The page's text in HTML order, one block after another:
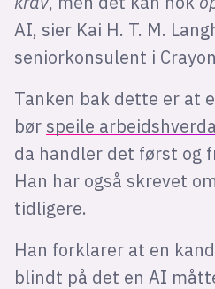
AI, sier Kai H. T. M.
seniorkonsulent i
Tanken bak dette er at
bør speile
da handler det først og
Han har også skrevet
tidligere.
Han forklarer at en
blindt på det en AI